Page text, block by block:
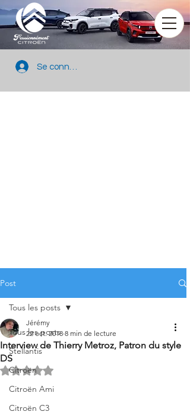
Se connecter
Post
Tous les posts
Stellantis
Citroën
Citroën Ami
Citroën C3
Tous les posts
Interview de Thierry Metroz, Patron du style
DS
Jérémy
22 oct. 2018 8 min de lecture
Noté NaN étoiles sur 5.